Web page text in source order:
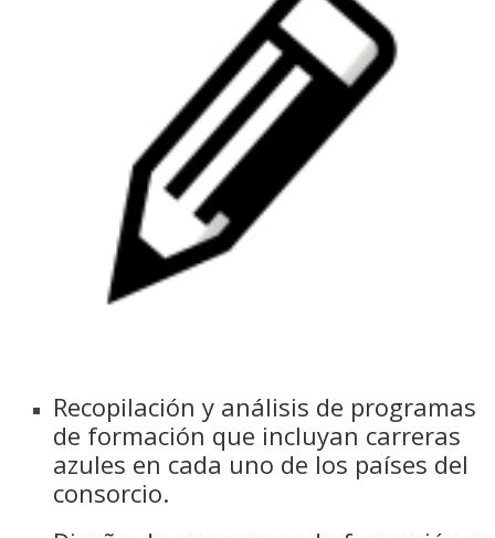
Recopilación y análisis de programas
de formación que incluyan carreras
azules en cada uno de los países del
consorcio.